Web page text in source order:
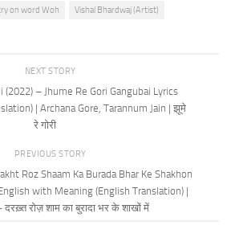
on word Woh Vishal Bhardwaj (Artist)
NEXT STORY
(2022) – Jhume Re Gori Gangubai Lyrics
| Archana Gore, Tarannum Jain | झूमे
रे गोरी
PREVIOUS STORY
Roz Shaam Ka Burada Bhar Ke Shakhon
with Meaning (English Translation) |
रोज़ शाम का बुरादा भर के शाखों में